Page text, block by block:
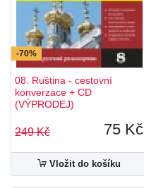
-70%
08. Ruština - cestovní
konverzace + CD
(VÝPRODEJ)
249 Kč 75 Kč
Vložit do košíku